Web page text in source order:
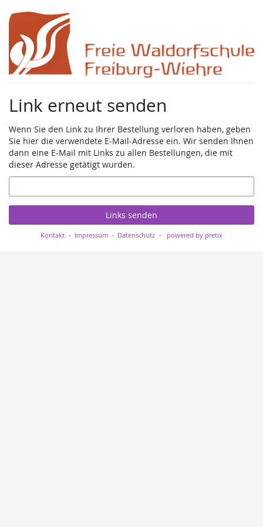
Zum
Haupt-
Inhalt
springen
Link erneut senden
Wenn Sie den Link zu Ihrer Bestellung verloren haben, geben
Sie hier die verwendete E-Mail-Adresse ein. Wir senden Ihnen
dann eine E-Mail mit Links zu allen Bestellungen, die mit
dieser Adresse getätigt wurden.
E-
Mail
Links senden
Kontakt Impressum Datenschutz powered by pretix